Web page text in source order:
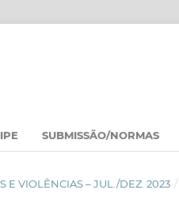
SUBMISSÃO/NORMAS
E VIOLÊNCIAS – JUL./DEZ. 2023 /